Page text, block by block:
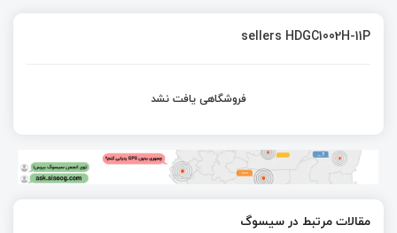
sellers HDGC1002H-11P
فروشگاهی یافت نشد
مقالات مرتبط در سیسوگ